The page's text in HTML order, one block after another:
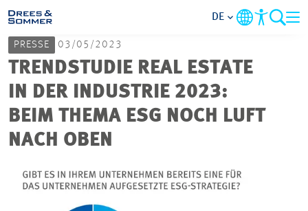
MARKETS
SERVICES
IM FOKUS
DE
PRESSE 03/05/2023
TRENDSTUDIE REAL ESTATE
IN DER INDUSTRIE 2023:
BEIM THEMA ESG NOCH LUFT
NACH OBEN